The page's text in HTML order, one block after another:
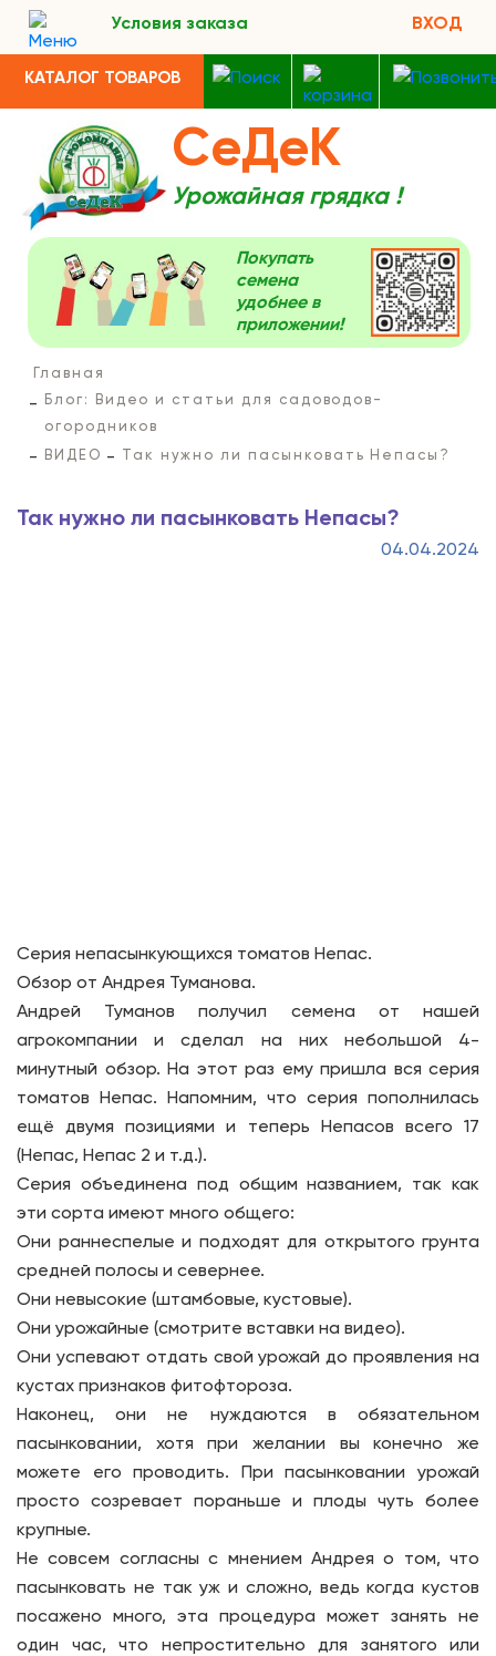
Условия заказа ВХОД
КАТАЛОГ ТОВАРОВ
СеДеК
Урожайная грядка !
Покупать
семена
удобнее в
приложении!
Главная
Блог: Видео и статьи для садоводов-
огородников
ВИДЕО
Так нужно ли пасынковать Непасы?
Так нужно ли пасынковать Непасы?
04.04.2024
Серия непасынкующихся томатов Непас.
Обзор от Андрея Туманова.
Андрей Туманов получил семена от нашей
агрокомпании и сделал на них небольшой 4-
минутный обзор. На этот раз ему пришла вся серия
томатов Непас. Напомним, что серия пополнилась
ещё двумя позициями и теперь Непасов всего 17
(Непас, Непас 2 и т.д.).
Серия объединена под общим названием, так как
эти сорта имеют много общего:
Они раннеспелые и подходят для открытого грунта
средней полосы и севернее.
Они невысокие (штамбовые, кустовые).
Они урожайные (смотрите вставки на видео).
Они успевают отдать свой урожай до проявления на
кустах признаков фитофтороза.
Наконец, они не нуждаются в обязательном
пасынковании, хотя при желании вы конечно же
можете его проводить. При пасынковании урожай
просто созревает пораньше и плоды чуть более
крупные.
Не совсем согласны с мнением Андрея о том, что
пасынковать не так уж и сложно, ведь когда кустов
посажено много, эта процедура может занять не
один час, что непростительно для занятого или